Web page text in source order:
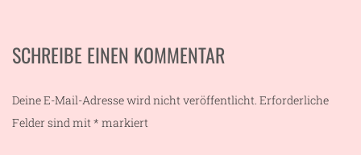
SCHREIBE EINEN KOMMENTAR
Deine E-Mail-Adresse wird nicht veröffentlicht. Erforderliche
Felder sind mit* markiert